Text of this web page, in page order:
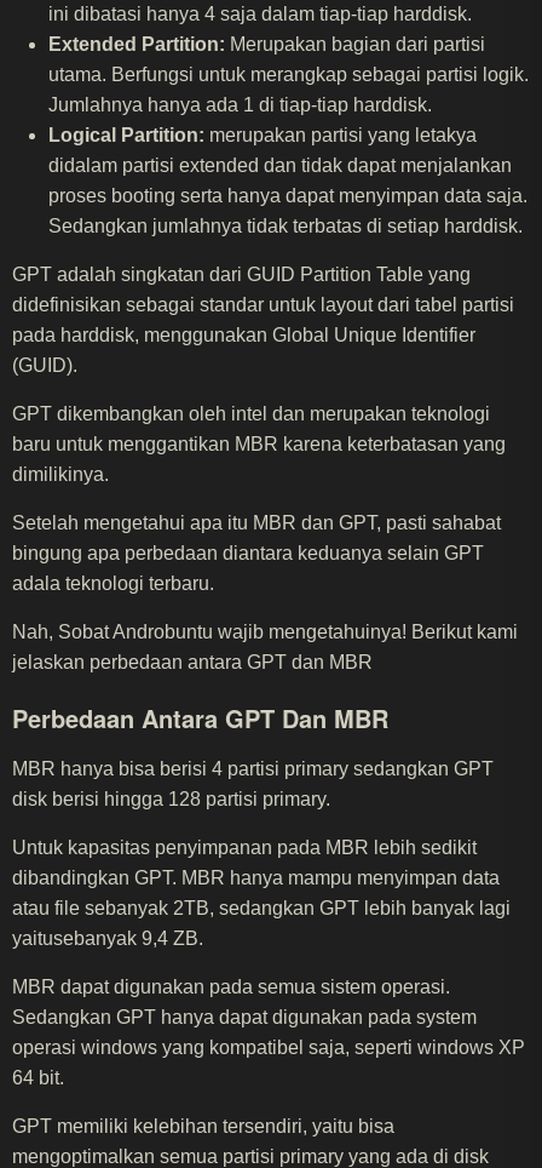
ini dibatasi hanya 4 saja dalam tiap-tiap harddisk.
Extended Partition: Merupakan bagian dari partisi
utama. Berfungsi untuk merangkap sebagai partisi logik.
Jumlahnya hanya ada 1 di tiap-tiap harddisk.
Logical Partition: merupakan partisi yang letakya
didalam partisi extended dan tidak dapat menjalankan
proses booting serta hanya dapat menyimpan data saja.
Sedangkan jumlahnya tidak terbatas di setiap harddisk.
GPT adalah singkatan dari GUID Partition Table yang
didefinisikan sebagai standar untuk layout dari tabel partisi
pada harddisk, menggunakan Global Unique Identifier
(GUID).
GPT dikembangkan oleh intel dan merupakan teknologi
baru untuk menggantikan MBR karena keterbatasan yang
dimilikinya.
Setelah mengetahui apa itu MBR dan GPT, pasti sahabat
bingung apa perbedaan diantara keduanya selain GPT
adala teknologi terbaru.
Nah, Sobat Androbuntu wajib mengetahuinya! Berikut kami
jelaskan perbedaan antara GPT dan MBR
Perbedaan Antara GPT Dan MBR
MBR hanya bisa berisi 4 partisi primary sedangkan GPT
disk berisi hingga 128 partisi primary.
Untuk kapasitas penyimpanan pada MBR lebih sedikit
dibandingkan GPT. MBR hanya mampu menyimpan data
atau file sebanyak 2TB, sedangkan GPT lebih banyak lagi
yaitusebanyak 9,4 ZB.
MBR dapat digunakan pada semua sistem operasi.
Sedangkan GPT hanya dapat digunakan pada system
operasi windows yang kompatibel saja, seperti windows XP
64 bit.
GPT memiliki kelebihan tersendiri, yaitu bisa
mengoptimalkan semua partisi primary yang ada di disk